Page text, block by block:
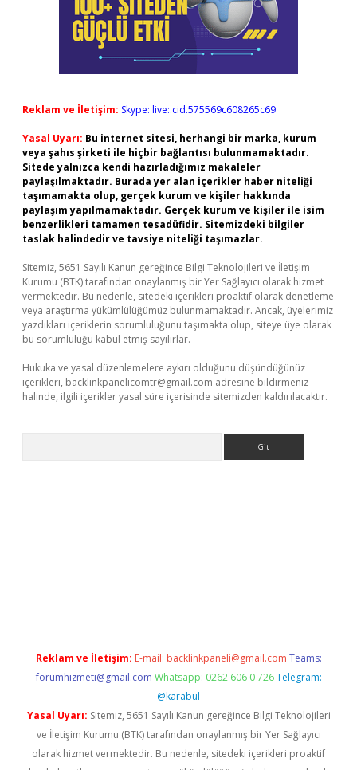
Reklam ve İletişim: Skype: live:.cid.575569c608265c69
Yasal Uyarı: Bu internet sitesi, herhangi bir marka, kurum
veya şahıs şirketi ile hiçbir bağlantısı bulunmamaktadır.
Sitede yalnızca kendi hazırladığımız makaleler
paylaşılmaktadır. Burada yer alan içerikler haber niteliği
taşımamakta olup, gerçek kurum ve kişiler hakkında
paylaşım yapılmamaktadır. Gerçek kurum ve kişiler ile isim
benzerlikleri tamamen tesadüfidir. Sitemizdeki bilgiler
taslak halindedir ve tavsiye niteliği taşımazlar.
Sitemiz, 5651 Sayılı Kanun gereğince Bilgi Teknolojileri ve İletişim
Kurumu (BTK) tarafından onaylanmış bir Yer Sağlayıcı olarak hizmet
vermektedir. Bu nedenle, sitedeki içerikleri proaktif olarak denetleme
veya araştırma yükümlülüğümüz bulunmamaktadır. Ancak, üyelerimiz
yazdıkları içeriklerin sorumluluğunu taşımakta olup, siteye üye olarak
bu sorumluluğu kabul etmiş sayılırlar.
Hukuka ve yasal düzenlemelere aykırı olduğunu düşündüğünüz
içerikleri, backlinkpanelicomtr@gmail.com adresine bildirmeniz
halinde, ilgili içerikler yasal süre içerisinde sitemizden kaldırılacaktır.
Reklam ve İletişim: E-mail: backlinkpaneli@gmail.com Teams:
forumhizmeti@gmail.com Whatsapp: 0262 606 0 726 Telegram:
@karabul
Yasal Uyarı: Sitemiz, 5651 Sayılı Kanun gereğince Bilgi Teknolojileri
ve İletişim Kurumu (BTK) tarafından onaylanmış bir Yer Sağlayıcı
olarak hizmet vermektedir. Bu nedenle, sitedeki içerikleri proaktif